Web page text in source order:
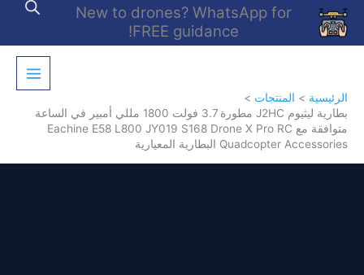
تخطي
المحتوى
New to drones? WhatsApp for
FREE guidance!
الرئيسية
المنتجات
بطارية ليثيوم J2HC مطورة 3.7 فولت 1800 مللي أمبير في الساعة
متوافقة مع Eachine E58 L800 JY019 S168 Drone X Pro RC
Quadcopter Accessories البطارية المعيارية